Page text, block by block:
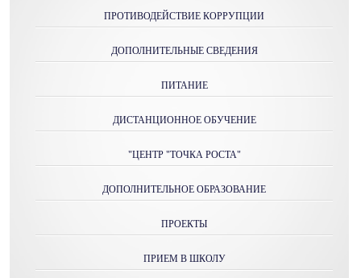
ПРОТИВОДЕЙСТВИЕ КОРРУПЦИИ
ДОПОЛНИТЕЛЬНЫЕ СВЕДЕНИЯ
ПИТАНИЕ
ДИСТАНЦИОННОЕ ОБУЧЕНИЕ
"ЦЕНТР "ТОЧКА РОСТА"
ДОПОЛНИТЕЛЬНОЕ ОБРАЗОВАНИЕ
ПРОЕКТЫ
ПРИЕМ В ШКОЛУ